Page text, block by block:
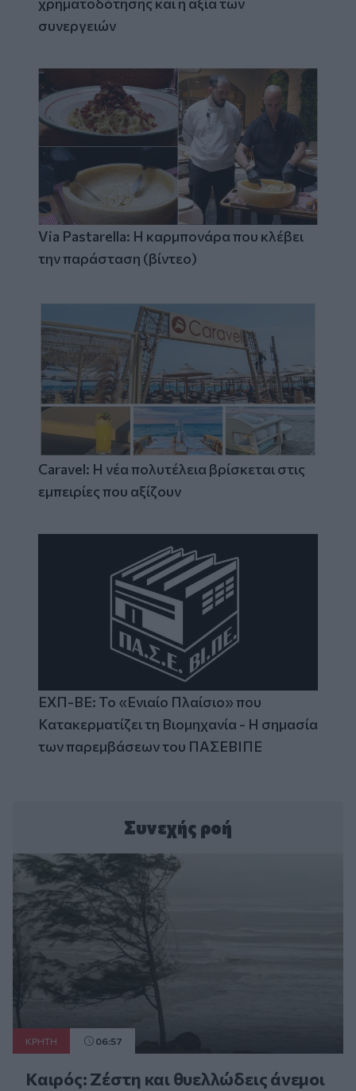
συνεργειών
Via Pastarella: Η καρμπονάρα που κλέβει
την παράσταση (βίντεο)
Caravel: Η νέα πολυτέλεια βρίσκεται στις
εμπειρίες που αξίζουν
ΕΧΠ-ΒΕ: Το «Ενιαίο Πλαίσιο» που
Κατακερματίζει τη Βιομηχανία - Η σημασία
των παρεμβάσεων του ΠΑΣΕΒΙΠΕ
Συνεχής ροή
ΚΡΗΤΗ 06:57
Καιρός: Ζέστη και θυελλώδεις άνεμοι